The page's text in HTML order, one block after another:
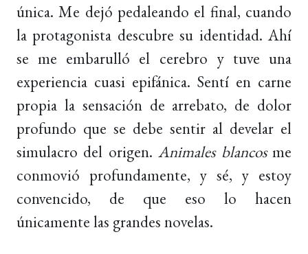
única. Me dejó pedaleando el final, cuando
la protagonista descubre su identidad. Ahí
se me embarulló el cerebro y tuve una
experiencia cuasi epifánica. Sentí en carne
propia la sensación de arrebato, de dolor
profundo que se debe sentir al develar el
simulacro del origen.Animales blancosme
conmovió profundamente, y sé, y estoy
convencido, de que eso lo hacen
únicamente las grandes novelas.